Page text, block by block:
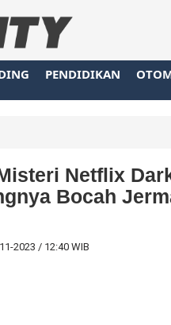
PENDIDIKAN
Netflix
Bocah
2023 / 12:40 WIB